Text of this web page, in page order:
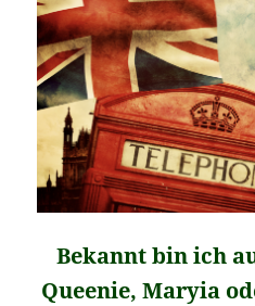
Bekannt bin ich
Queenie, Maryia